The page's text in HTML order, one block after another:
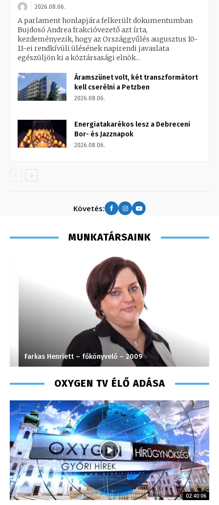
2026.08.06.
A parlament honlapjára felkerült dokumentumban
Bujdosó Andrea frakcióvezető azt írta,
kezdeményezik, hogy az Országgyűlés augusztus 10-
11-ei rendkívüli ülésének napirendi javaslata
egészüljön ki a köztársasági elnök...
Áramszünet volt, két transzformátort
kell cserélni a Petzben
2026.08.06.
Energiatakarékos lesz a Debreceni
Bor- és Jazznapok
2026.08.06.
Követés:
MUNKATÁRSAINK
Farkas Henriett – főkönyvelő – 2009
OXYGEN TV ÉLŐ ADÁSA
02:40:06